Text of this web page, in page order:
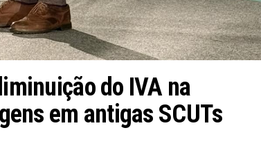
do IVA na
em antigas SCUTs